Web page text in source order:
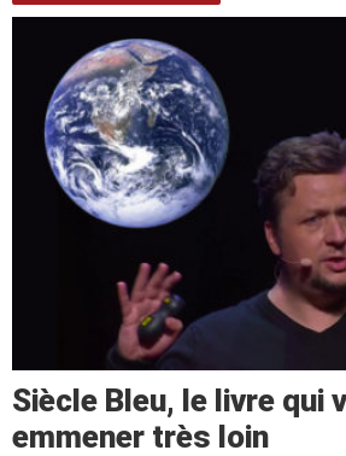
Siècle Bleu, le livre qui
emmener très loin